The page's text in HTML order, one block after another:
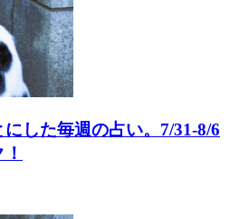
した毎週の占い。7/31-8/6